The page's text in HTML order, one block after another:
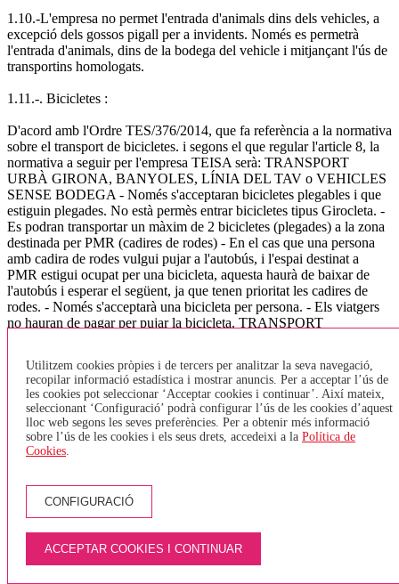
1.10.-L'empresa no permet l'entrada d'animals dins dels vehicles, a
excepció dels gossos pigall per a invidents. Només es permetrà
l'entrada d'animals, dins de la bodega del vehicle i mitjançant l'ús de
transportins homologats.
1.11.-. Bicicletes :
D'acord amb l'Ordre TES/376/2014, que fa referència a la normativa
sobre el transport de bicicletes. i segons el que regular l'article 8, la
normativa a seguir per l'empresa TEISA serà: TRANSPORT
URBÀ GIRONA, BANYOLES, LÍNIA DEL TAV o VEHICLES
SENSE BODEGA - Només s'acceptaran bicicletes plegables i que
estiguin plegades. No està permès entrar bicicletes tipus Girocleta. -
Es podran transportar un màxim de 2 bicicletes (plegades) a la zona
destinada per PMR (cadires de rodes) - En el cas que una persona
amb cadira de rodes vulgui pujar a l'autobús, i l'espai destinat a
PMR estigui ocupat per una bicicleta, aquesta haurà de baixar de
l'autobús i esperar el següent, ja que tenen prioritat les cadires de
rodes. - Només s'acceptarà una bicicleta per persona. - Els viatgers
no hauran de pagar per pujar la bicicleta. TRANSPORT
quan estiguin brutes (fang, greix,..). - El nombre de bicicletes que es
pot admetre en cada vehicle estarà condicionat a l'espai disponible
en funció de les dimensions del vehicle, per al vehicles de més de 45
places s'ha fixat un màxim de 2 bicicletes per autocar, doncs s'ha de
preveure espai per la resta d'equipatge. (l'Ordre indica un màxim de
5 bicicletes) - El passatger que transporti una bicicleta a bord del
produir a altres passatgers, als seus equipatges i al mateix vehicle. -
Només es podran carregar bicicletes a les parades on es pugui aturar
i realitzar la parada amb total seguretat tant pels usuaris de l'autocar
com pels de la via. Això vol dir en aquelles parades amb apartador
per bus o dins d'una població. VEHICLES DE 8, 16, 28, 35 places
- Només s'admetrà una bicicleta plegada a l'espai de bodega,
Utilitzem cookies pròpies i de tercers per analitzar la seva navegació,
recopilar informació estadística i mostrar anuncis. Per a acceptar l’ús de
les cookies pot seleccionar ‘Acceptar cookies i continuar’. Així mateix,
seleccionant ‘Configuració’ podrà configurar l’ús de les cookies d’aquest
lloc web segons les seves preferències. Per a obtenir més informació
sobre l’ús de les cookies i els seus drets, accedeixi a la Política de
Cookies.
CONFIGURACIÓ
ACCEPTAR COOKIES I CONTINUAR